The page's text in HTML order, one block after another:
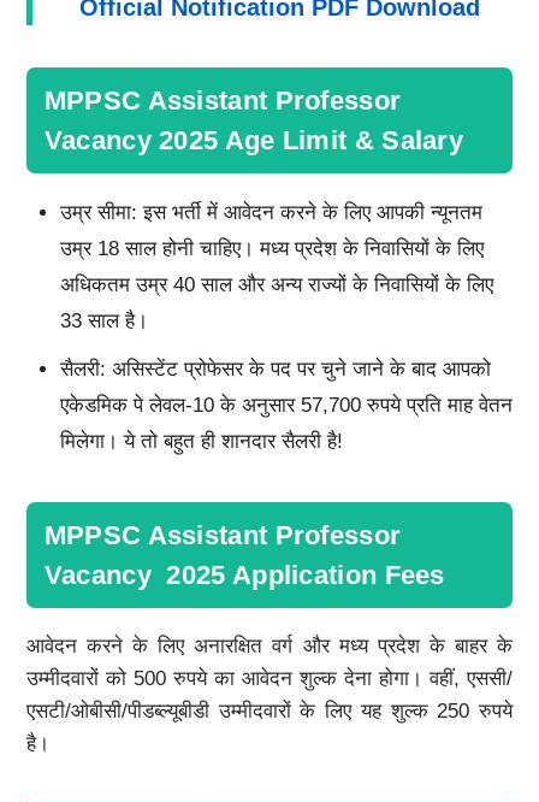
Official Notification PDF Download
MPPSC Assistant Professor
Vacancy 2025 Age Limit & Salary
उम्र सीमा: इस भर्ती में आवेदन करने के लिए आपकी न्यूनतम
उम्र 18 साल होनी चाहिए। मध्य प्रदेश के निवासियों के लिए
अधिकतम उम्र 40 साल और अन्य राज्यों के निवासियों के लिए
33 साल है।
सैलरी: असिस्टेंट प्रोफेसर के पद पर चुने जाने के बाद आपको
एकेडमिक पे लेवल-10 के अनुसार 57,700 रुपये प्रति माह वेतन
मिलेगा। ये तो बहुत ही शानदार सैलरी है!
MPPSC Assistant Professor
Vacancy 2025 Application Fees
आवेदन करने के लिए अनारक्षित वर्ग और मध्य प्रदेश के बाहर के
उम्मीदवारों को 500 रुपये का आवेदन शुल्क देना होगा। वहीं, एससी/
एसटी/ओबीसी/पीडब्ल्यूबीडी उम्मीदवारों के लिए यह शुल्क 250 रुपये
है।